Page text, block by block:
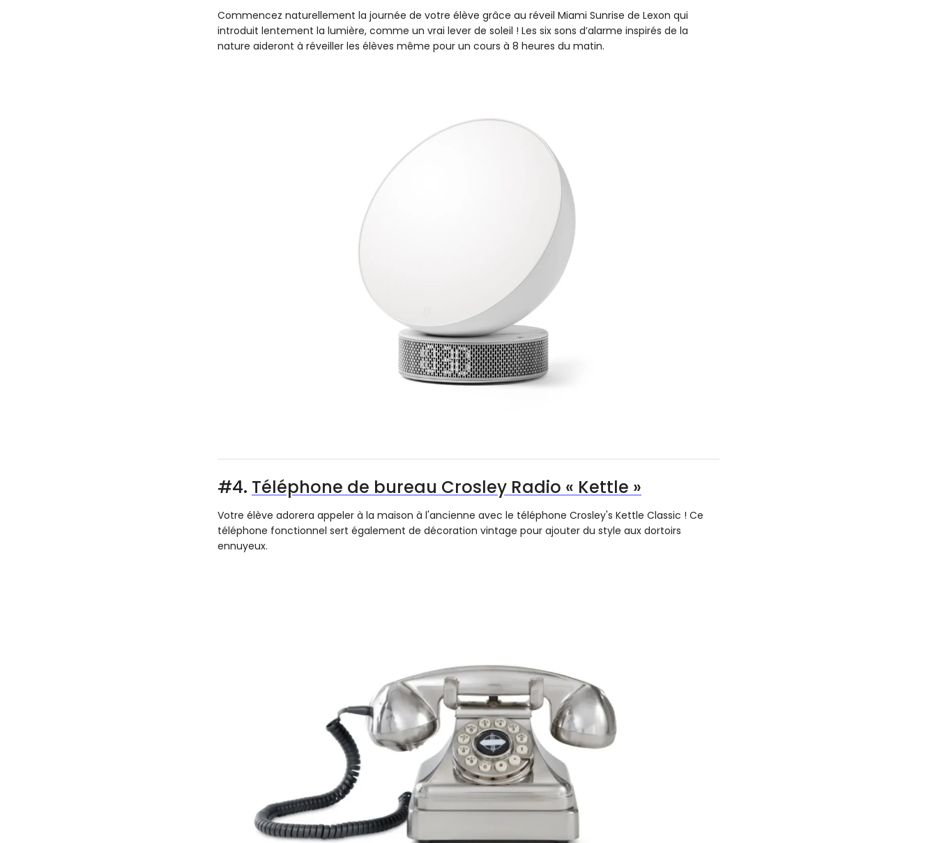
Commencez naturellement la journée de votre élève grâce au réveil Miami Sunrise de Lexon qui
introduit lentement la lumière, comme un vrai lever de soleil ! Les six sons d’alarme inspirés de la
nature aideront à réveiller les élèves même pour un cours à 8 heures du matin.
#4. Téléphone de bureau Crosley Radio « Kettle »
Votre élève adorera appeler à la maison à l'ancienne avec le téléphone Crosley's Kettle Classic ! Ce
téléphone fonctionnel sert également de décoration vintage pour ajouter du style aux dortoirs
ennuyeux.